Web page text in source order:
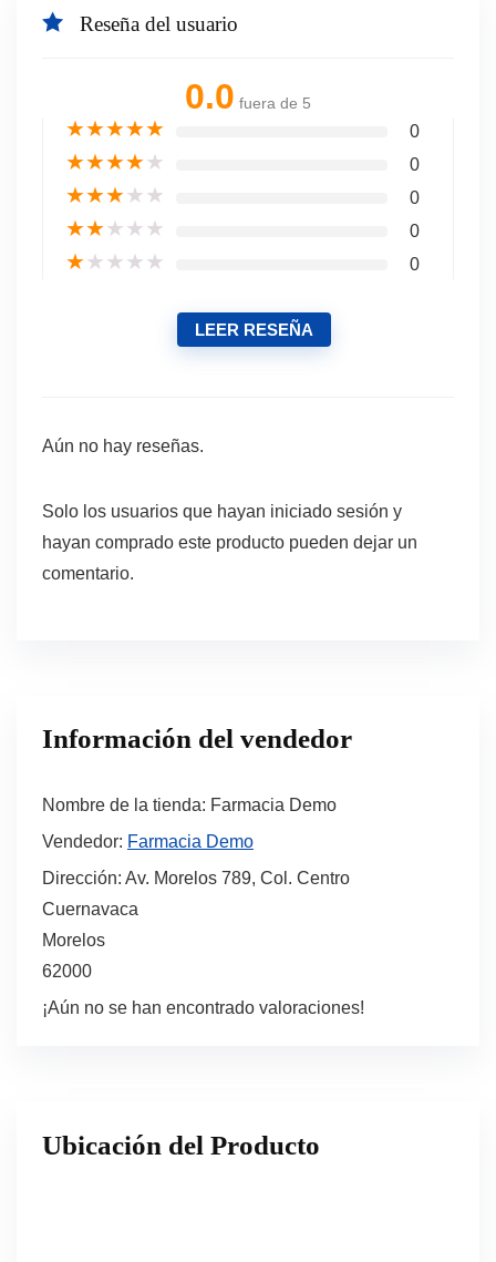
Reseña del usuario
0.0 fuera de 5
★★★★★ 0
★★★★★ 0
★★★★★ 0
★★★★★ 0
★★★★★ 0
LEER RESEÑA
Aún no hay reseñas.
Solo los usuarios que hayan iniciado sesión y
hayan comprado este producto pueden dejar un
comentario.
Información del vendedor
Nombre de la tienda: Farmacia Demo
Vendedor: Farmacia Demo
Dirección: Av. Morelos 789, Col. Centro
Cuernavaca
Morelos
62000
¡Aún no se han encontrado valoraciones!
Ubicación del Producto